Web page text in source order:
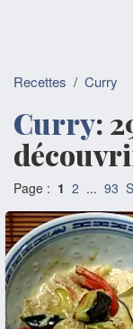
Recettes / Curry
Curry:
Page : 1 2 ... 93